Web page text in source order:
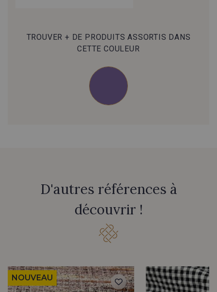
TROUVER + DE PRODUITS ASSORTIS DANS
CETTE COULEUR
D'autres références à
découvrir !
NOUVEAU